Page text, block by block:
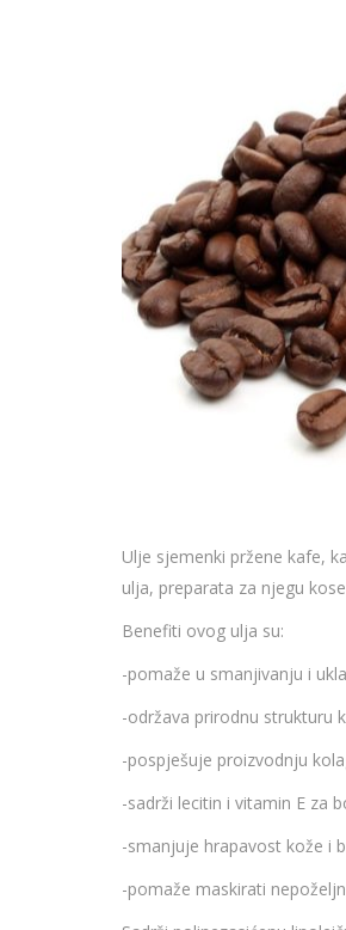
Ulje sjemenki pržene kafe,
ulja, preparata za njegu
Benefiti ovog ulja su:
-pomaže u smanjivanju i
-održava prirodnu strukturu
-pospješuje proizvodnju
-sadrži lecitin i vitamin E za
-smanjuje hrapavost kože i
-pomaže maskirati